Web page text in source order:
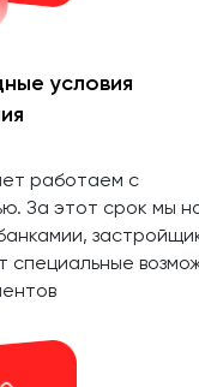
условия
работаем с
За этот срок мы
специальные